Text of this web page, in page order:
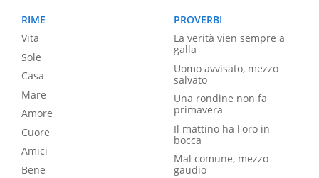
RIME
Vita
Sole
Casa
Mare
Amore
Cuore
Amici
Bene
PROVERBI
La verità vien sempre a
galla
Uomo avvisato, mezzo
salvato
Una rondine non fa
primavera
Il mattino ha l'oro in
bocca
Mal comune, mezzo
gaudio